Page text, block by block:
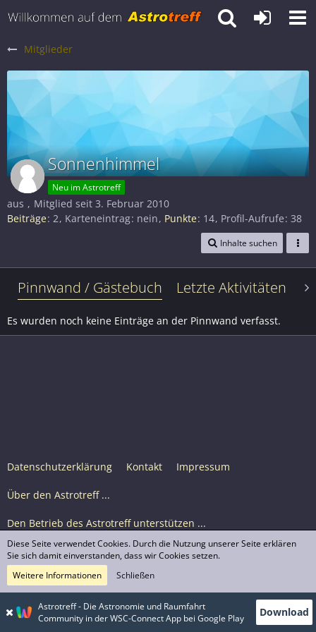
Mitglieder
Sonnenhimmel
Neu im Astrotreff
aus
Mitglied seit 3. Februar 2010
Beiträge 2 Karteneintrag nein Punkte 14 Profil-Aufrufe 38
Inhalte suchen
Pinnwand / Gästebuch Letzte Aktivitäten
Es wurden noch keine Einträge an der Pinnwand verfasst.
Datenschutzerklärung Kontakt Impressum
Über den Astrotreff ...
Den Betrieb des Astrotreff unterstützen ...
Nutzungsbedingungen
© Astrotreff 2001-2026, lizenziert unter CC BY-SA,
sofern für einzelne Inhalte nicht anders angegeben
Astrotreff - Die Astronomie und Raumfahrt
Community in der WSC-Connect App bei Google Play
Download
Diese Seite verwendet Cookies. Durch die Nutzung unserer Seite erklären
Sie sich damit einverstanden, dass wir Cookies setzen.
Weitere Informationen
Schließen